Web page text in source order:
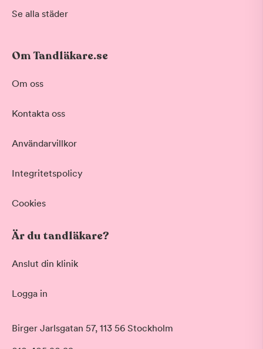
Se alla städer
Om Tandläkare.se
Om oss
Kontakta oss
Användarvillkor
Integritetspolicy
Cookies
Är du tandläkare?
Anslut din klinik
Logga in
Birger Jarlsgatan 57, 113 56 Stockholm